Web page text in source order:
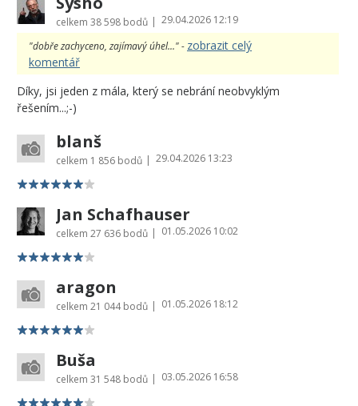
celkem 38 598 bodů | 29.04.2026 12:19
"dobře zachyceno, zajímavý úhel..." - zobrazit celý
komentář
Díky, jsi jeden z mála, který se nebrání neobvyklým
řešením...;-)
blanš
celkem 1 856 bodů | 29.04.2026 13:23
Jan Schafhauser
celkem 27 636 bodů | 01.05.2026 10:02
aragon
celkem 21 044 bodů | 01.05.2026 18:12
Buša
celkem 31 548 bodů | 03.05.2026 16:58